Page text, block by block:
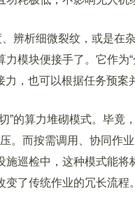
辨析细微裂纹，或是在
模块便接手了。它作为
，也可以根据任务预案
的算力堆砌模式。毕竟
。而按需调用、协同作
巡检中，这种模式能将
了传统作业的冗长流程。